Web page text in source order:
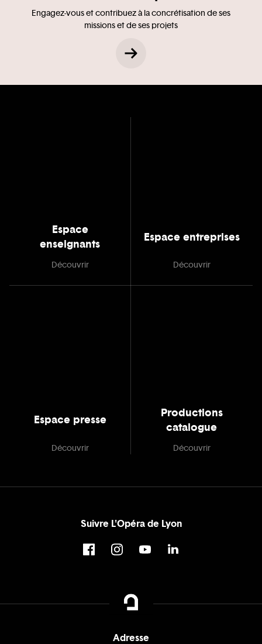
Engagez-vous et contribuez à la concrétisation de ses
missions et de ses projets
Espace
enseignants
Découvrir
Espace entreprises
Découvrir
Espace presse
Découvrir
Productions
catalogue
Découvrir
Suivre L'Opéra de Lyon
Adresse